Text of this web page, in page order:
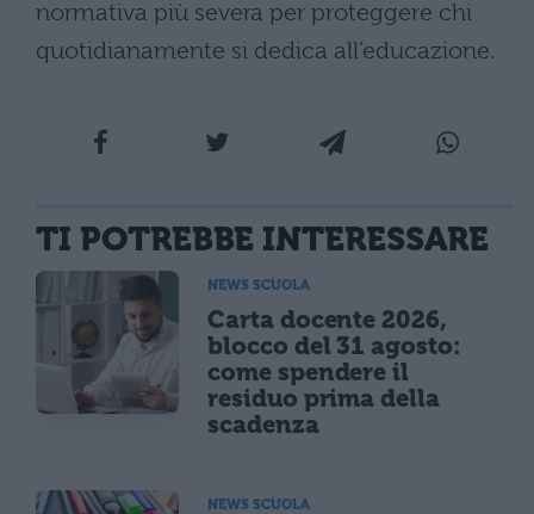
normativa più severa per proteggere chi
quotidianamente si dedica all’educazione.
TI POTREBBE INTERESSARE
NEWS SCUOLA
Carta docente 2026,
blocco del 31 agosto:
come spendere il
residuo prima della
scadenza
NEWS SCUOLA